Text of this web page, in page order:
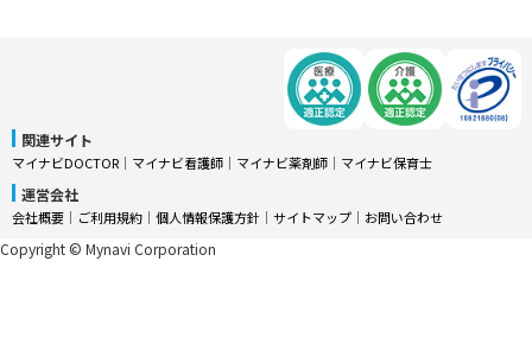
関連サイト
マイナビDOCTOR │ マイナビ看護師 │ マイナビ薬剤師 │ マイナビ保育士
運営会社
会社概要 │ ご利用規約 │ 個人情報保護方針 │ サイトマップ │ お問い合わせ
Copyright © Mynavi Corporation